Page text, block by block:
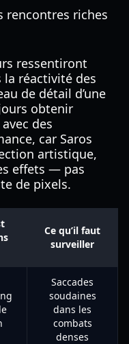
rencontres riches
ressentiront
la réactivité des
de détail d’une
obtenir
des
car Saros
artistique,
effets — pas
de pixels.
Ce qu’il faut
surveiller
Saccades
soudaines
dans les
combats
denses